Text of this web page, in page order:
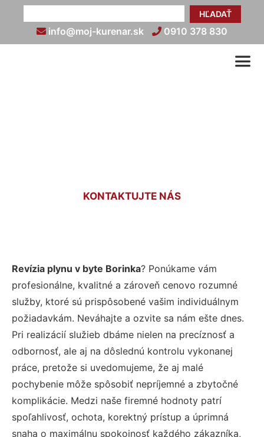
HĽADAŤ
info@moj-kurenar.sk 0910 378 830
KONTAKTUJTE NÁS
Revízia plynu v byte Borinka? Ponúkame vám
profesionálne, kvalitné a zároveň cenovo rozumné
služby, ktoré sú prispôsobené vašim individuálnym
požiadavkám. Neváhajte a ozvite sa nám ešte dnes.
Pri realizácií služieb dbáme nielen na precíznosť a
odbornosť, ale aj na dôslednú kontrolu vykonanej
práce, pretože si uvedomujeme, že aj malé
pochybenie môže spôsobiť nepríjemné a zbytočné
komplikácie. Medzi naše firemné hodnoty patrí
spoľahlivosť, ochota, korektný prístup a úprimná
snaha o maximálnu spokojnosť každého zákazníka,